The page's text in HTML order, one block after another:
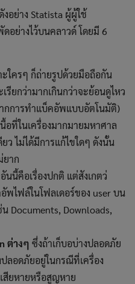
อย่าง Statista ผู้ผู้ใช้
อย่างไว้บนคลาวด์ โดยมี 6
ะใครๆ ก็ถ่ายรูปด้วยมือถือกัน
ยกว่ามากเกินกว่าจะย้อนดูไหว
กการทำแบ็คอัพแบบอัตโนมัติ)
อที่ในเครื่องมากมายมหาศาล
ว ไม่ได้มีการแก้ไขใดๆ ดังนั้น
ยาก
อันนี้คือเรื่องปกติ แต่สังเกตว่
พไฟล์ในโฟลเดอร์ของ user บน
น Documents, Downloads,
ต่างๆ ซึ่งถ้าเก็บอบ่างปลอดภัย
ลอดภัยอยู่ในกรณีที่เครื่อง
สียหายหรือสูญหาย